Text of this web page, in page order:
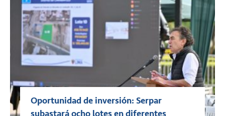
Oportunidad de inversión: Serpar
subastará ocho lotes en diferentes